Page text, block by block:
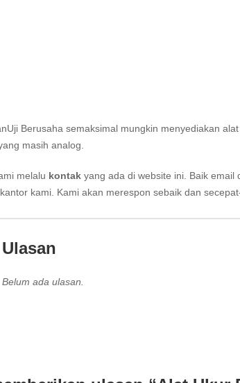
Berusaha semaksimal mungkin menyediakan
masih analog.
melalu kontak yang ada di website ini. Baik email
kami. Kami akan merespon sebaik dan
Ulasan
Belum ada ulasan.